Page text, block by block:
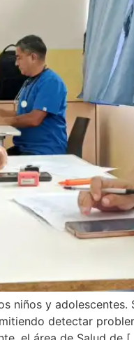
niños y adolescentes.
detectar